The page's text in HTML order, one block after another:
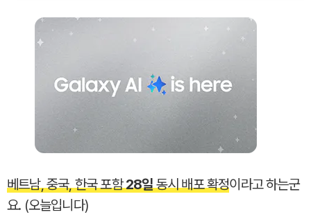
베트남, 중국, 한국 포함28일동시 배포 확정이라고 하는군
요. (오늘입니다)